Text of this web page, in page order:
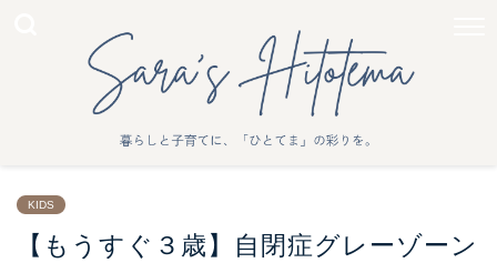
KIDS
【もうすぐ３歳】自閉症グレーゾーン